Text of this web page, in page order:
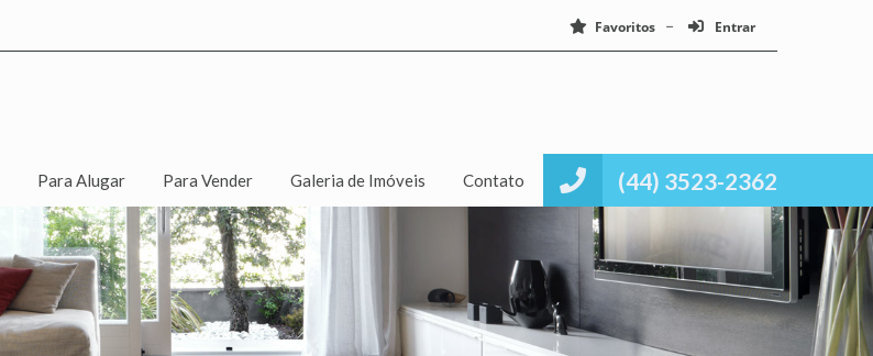
Favoritos Entrar
(44) 3523-2362
Para Alugar Para Vender Galeria de Imóveis Contato